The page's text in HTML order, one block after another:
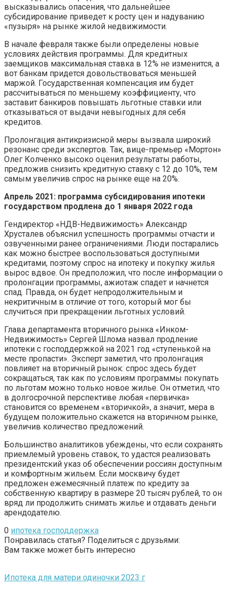
высказывались опасения, что дальнейшее
субсидирование приведет к росту цен и надуванию
«пузыря» на рынке жилой недвижимости.
В начале февраля также были определены новые
условиях действия программы. Для кредитных
заемщиков максимальная ставка в 12% не изменится, а
вот банкам придется довольствоваться меньшей
маржой. Государственная компенсация им будет
рассчитываться по меньшему коэффициенту, что
заставит банкиров повышать льготные ставки или
отказываться от выдачи невыгодных для себя
кредитов.
Пролонгация антикризисной меры вызвала широкий
резонанс среди экспертов. Так, вице-премьер «Мортон»
Олег Колченко высоко оценил результаты работы,
предложив снизить кредитную ставку с 12 до 10%, тем
самым увеличив спрос на рынке еще на 20%.
Апрель 2021: программа субсидирования ипотеки
государством продлена до 1 января 2022 года
Гендиректор «НДВ-Недвижимость» Александр
Хрусталев объяснил успешность программы отчасти и
озвученными ранее ограничениями. Люди постарались
как можно быстрее воспользоваться доступными
кредитами, поэтому спрос на ипотеку и покупку жилья
вырос вдвое. Он предположил, что после информации о
пролонгации программы, ажиотаж спадет и начнется
спад. Правда, он будет непродолжительным и
некритичным в отличие от того, который мог бы
случиться при прекращении льготных условий.
Глава департамента вторичного рынка «Инком-
Недвижимость» Сергей Шлома назвал продление
ипотеки с господдержкой на 2021 год «ступенькой на
месте пропасти». Эксперт заметил, что пролонгация
повлияет на вторичный рынок: спрос здесь будет
сокращаться, так как по условиям программы покупать
по льготам можно только новое жилье. Он отметил, что
в долгосрочной перспективе любая «первичка»
становится со временем «вторичкой», а значит, мера в
будущем положительно скажется на вторичном рынке,
увеличив количество предложений.
Большинство аналитиков убеждены, что если сохранять
приемлемый уровень ставок, то удастся реализовать
президентский указ об обеспечении россиян доступным
и комфортным жильем. Если москвичу будет
предложен ежемесячный платеж по кредиту за
собственную квартиру в размере 20 тысяч рублей, то он
вряд ли продолжить снимать жилье и отдавать деньги
арендодателю.
0 ипотека господдержка
Понравилась статья? Поделиться с друзьями:
Вам также может быть интересно
Ипотека для матери одиночки 2023 г